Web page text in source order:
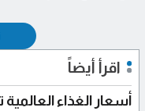
اقرأ أيضاً